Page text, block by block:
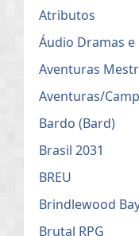
Atributos
Áudio Dramas e
Aventuras
Aventuras/
Bardo (Bard)
Brasil 2031
BREU
Brindlewood
Brutal RPG